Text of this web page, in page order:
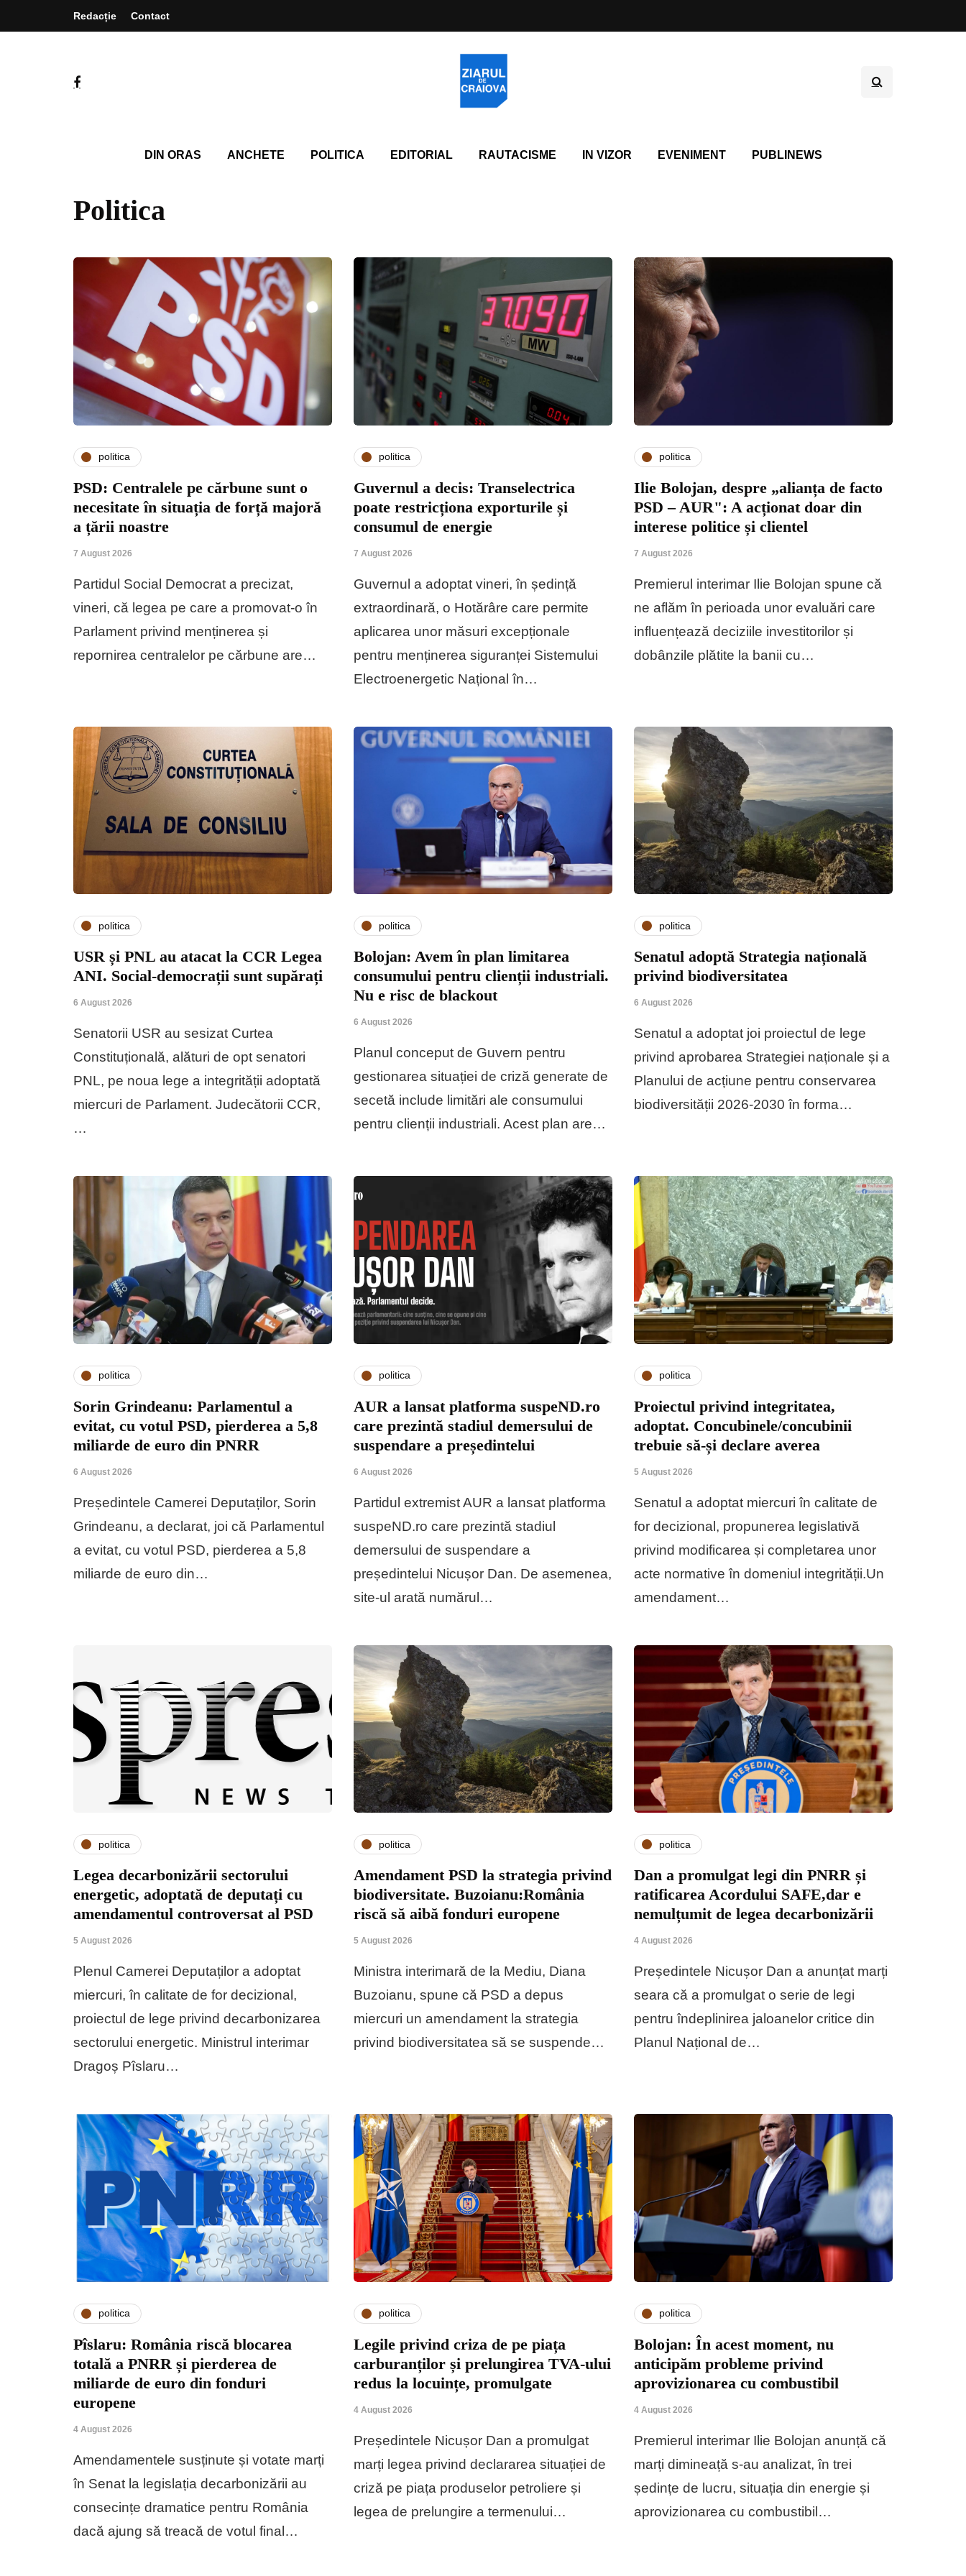
Redacție Contact
DIN ORAS ANCHETE POLITICA EDITORIAL RAUTACISME IN VIZOR EVENIMENT PUBLINEWS
Politica
politica
PSD: Centralele pe cărbune sunt o
necesitate în situația de forță majoră
a țării noastre
7 August 2026
Partidul Social Democrat a precizat,
vineri, că legea pe care a promovat-o în
Parlament privind menținerea și
repornirea centralelor pe cărbune are…
politica
Guvernul a decis: Transelectrica
poate restricționa exporturile și
consumul de energie
7 August 2026
Guvernul a adoptat vineri, în ședință
extraordinară, o Hotărâre care permite
aplicarea unor măsuri excepționale
pentru menținerea siguranței Sistemului
Electroenergetic Național în…
politica
Ilie Bolojan, despre „alianța de facto
PSD – AUR": A acționat doar din
interese politice și clientel
7 August 2026
Premierul interimar Ilie Bolojan spune că
ne aflăm în perioada unor evaluări care
influențează deciziile investitorilor și
dobânzile plătite la banii cu…
politica
USR și PNL au atacat la CCR Legea
ANI. Social-democrații sunt supărați
6 August 2026
Senatorii USR au sesizat Curtea
Constituțională, alături de opt senatori
PNL, pe noua lege a integrității adoptată
miercuri de Parlament. Judecătorii CCR,
…
politica
Bolojan: Avem în plan limitarea
consumului pentru clienții industriali.
Nu e risc de blackout
6 August 2026
Planul conceput de Guvern pentru
gestionarea situației de criză generate de
secetă include limitări ale consumului
pentru clienții industriali. Acest plan are…
politica
Senatul adoptă Strategia națională
privind biodiversitatea
6 August 2026
Senatul a adoptat joi proiectul de lege
privind aprobarea Strategiei naționale și a
Planului de acțiune pentru conservarea
biodiversității 2026-2030 în forma…
politica
Sorin Grindeanu: Parlamentul a
evitat, cu votul PSD, pierderea a 5,8
miliarde de euro din PNRR
6 August 2026
Președintele Camerei Deputaților, Sorin
Grindeanu, a declarat, joi că Parlamentul
a evitat, cu votul PSD, pierderea a 5,8
miliarde de euro din…
politica
AUR a lansat platforma suspeND.ro
care prezintă stadiul demersului de
suspendare a președintelui
6 August 2026
Partidul extremist AUR a lansat platforma
suspeND.ro care prezintă stadiul
demersului de suspendare a
președintelui Nicușor Dan. De asemenea,
site-ul arată numărul…
politica
Proiectul privind integritatea,
adoptat. Concubinele/concubinii
trebuie să-și declare averea
5 August 2026
Senatul a adoptat miercuri în calitate de
for decizional, propunerea legislativă
privind modificarea și completarea unor
acte normative în domeniul integrității.Un
amendament…
politica
Legea decarbonizării sectorului
energetic, adoptată de deputați cu
amendamentul controversat al PSD
5 August 2026
Plenul Camerei Deputaților a adoptat
miercuri, în calitate de for decizional,
proiectul de lege privind decarbonizarea
sectorului energetic. Ministrul interimar
Dragoș Pîslaru…
politica
Amendament PSD la strategia privind
biodiversitate. Buzoianu:România
riscă să aibă fonduri europene
5 August 2026
Ministra interimară de la Mediu, Diana
Buzoianu, spune că PSD a depus
miercuri un amendament la strategia
privind biodiversitatea să se suspende…
politica
Dan a promulgat legi din PNRR și
ratificarea Acordului SAFE,dar e
nemulțumit de legea decarbonizării
4 August 2026
Președintele Nicușor Dan a anunțat marți
seara că a promulgat o serie de legi
pentru îndeplinirea jaloanelor critice din
Planul Național de…
politica
Pîslaru: România riscă blocarea
totală a PNRR și pierderea de
miliarde de euro din fonduri
europene
4 August 2026
Amendamentele susținute și votate marți
în Senat la legislația decarbonizării au
consecințe dramatice pentru România
dacă ajung să treacă de votul final…
politica
Legile privind criza de pe piața
carburanților și prelungirea TVA-ului
redus la locuințe, promulgate
4 August 2026
Președintele Nicușor Dan a promulgat
marți legea privind declararea situației de
criză pe piața produselor petroliere și
legea de prelungire a termenului…
politica
Bolojan: În acest moment, nu
anticipăm probleme privind
aprovizionarea cu combustibil
4 August 2026
Premierul interimar Ilie Bolojan anunță că
marți dimineață s-au analizat, în trei
ședințe de lucru, situația din energie și
aprovizionarea cu combustibil…